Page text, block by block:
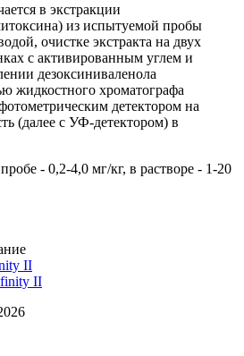
в экстракции
из испытуемой пробы
очистке экстракта на двух
с активированным углем и
дезоксиниваленола
жидкостного хроматографа
детектором на
(далее с УФ-детектором) в
- 0,2-4,0 мг/кг, в растворе - 1-20
II
II